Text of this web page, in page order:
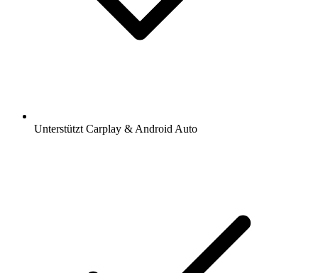
Unterstützt Carplay & Android Auto